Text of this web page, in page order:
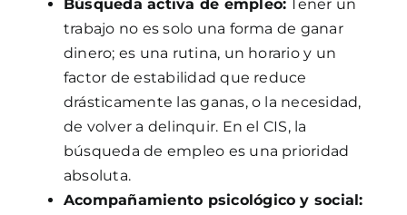
Búsqueda activa de empleo: Tener un
trabajo no es solo una forma de ganar
dinero; es una rutina, un horario y un
factor de estabilidad que reduce
drásticamente las ganas, o la necesidad,
de volver a delinquir. En el CIS, la
búsqueda de empleo es una prioridad
absoluta.
Acompañamiento psicológico y social: